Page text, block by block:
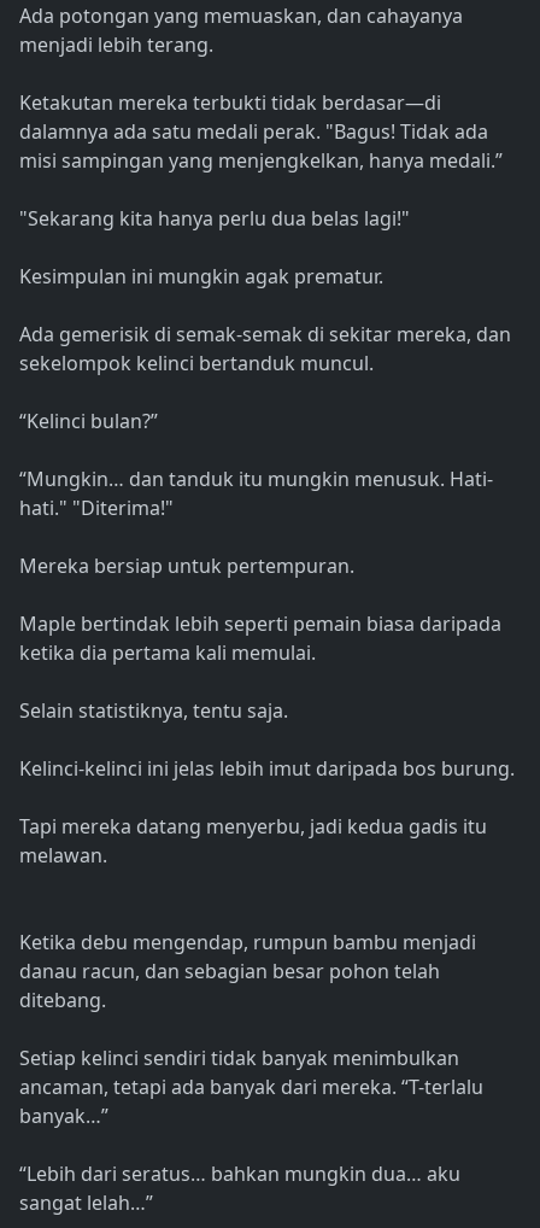
Ada potongan yang memuaskan, dan cahayanya
menjadi lebih terang.
Ketakutan mereka terbukti tidak berdasar—di
dalamnya ada satu medali perak. "Bagus! Tidak ada
misi sampingan yang menjengkelkan, hanya medali.”
"Sekarang kita hanya perlu dua belas lagi!"
Kesimpulan ini mungkin agak prematur.
Ada gemerisik di semak-semak di sekitar mereka, dan
sekelompok kelinci bertanduk muncul.
“Kelinci bulan?”
“Mungkin… dan tanduk itu mungkin menusuk. Hati-
hati." "Diterima!"
Mereka bersiap untuk pertempuran.
Maple bertindak lebih seperti pemain biasa daripada
ketika dia pertama kali memulai.
Selain statistiknya, tentu saja.
Kelinci-kelinci ini jelas lebih imut daripada bos burung.
Tapi mereka datang menyerbu, jadi kedua gadis itu
melawan.
Ketika debu mengendap, rumpun bambu menjadi
danau racun, dan sebagian besar pohon telah
ditebang.
Setiap kelinci sendiri tidak banyak menimbulkan
ancaman, tetapi ada banyak dari mereka. “T-terlalu
banyak…”
“Lebih dari seratus… bahkan mungkin dua… aku
sangat lelah…”